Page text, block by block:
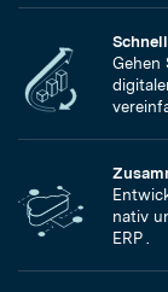
Gehen
nativ
ERP .